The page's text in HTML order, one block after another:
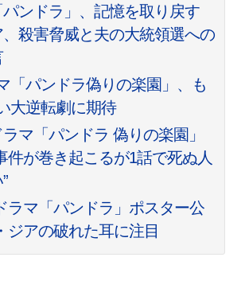
パンドラ」、記憶を取り戻す
、殺害脅威と夫の大統領選への
「パンドラ偽りの楽園」、も
大逆転劇に期待
マ「パンドラ 偽りの楽園」
件が巻き起こるが1話で死ぬ人
ラマ「パンドラ」ポスター公
アの破れた耳に注目